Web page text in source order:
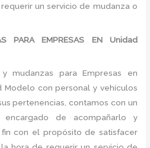
un servicio de mudanza o
PARA EMPRESAS EN Unidad
mudanzas para Empresas en
Modelo con personal y vehículos
pertenencias, contamos con un
encargado de acompañarlo y
con el propósito de satisfacer